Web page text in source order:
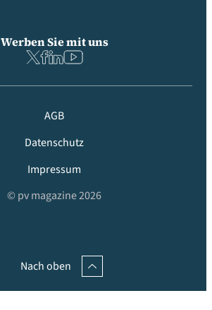
Werben Sie mit uns
AGB
Datenschutz
Impressum
© pv magazine 2026
Nach oben